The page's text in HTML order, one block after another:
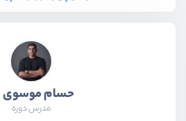
حسام موسوی
مدرس دوره